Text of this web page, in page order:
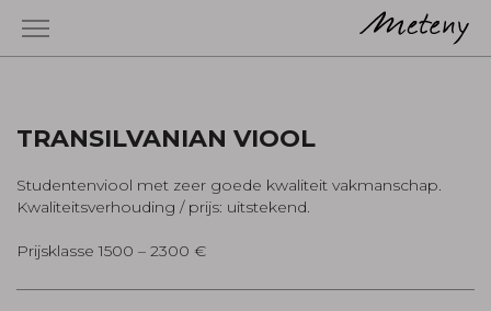
TRANSILVANIAN VIOOL
Studentenviool met zeer goede kwaliteit vakmanschap.
Kwaliteitsverhouding / prijs: uitstekend.
Prijsklasse 1500 – 2300 €